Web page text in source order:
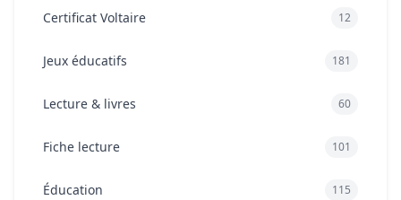
Certificat Voltaire 12
Jeux éducatifs 181
Lecture & livres 60
Fiche lecture 101
Éducation 115